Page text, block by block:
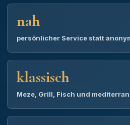
nah
persönlicher Service statt
klassisch
Meze, Grill, Fisch und